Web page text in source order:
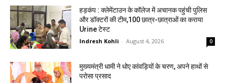
हड़कंप : क्लेमेंटाउन के कॉलेज में अचानक पहुंची पुलिस
और डॉक्टरों की टीम,100 छात्र-छात्राओं का कराया
Urine टेस्ट
Indresh Kohli - August 4, 2026 0
मुख्यमंत्री धामी ने धोए कांवड़ियों के चरण, अपने हाथों से
परोसा प्रसाद